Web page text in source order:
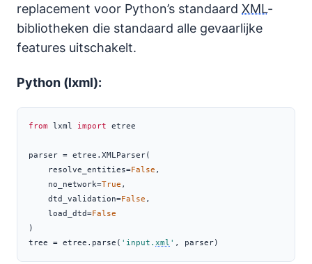
replacement voor Python’s standaard XML-
bibliotheken die standaard alle gevaarlijke
features uitschakelt.
Python (lxml):
from lxml import etree
parser = etree.XMLParser(
    resolve_entities
=False ,
    no_network
=True ,
    dtd_validation
=False ,
    load_dtd
=False
)
tree = etree.parse( 'input. xml ' , parser)